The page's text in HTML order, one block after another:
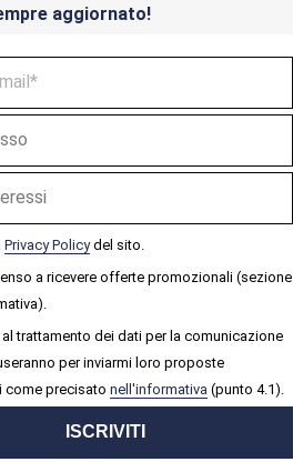
aggiornato!
Privacy Policydel sito.
a ricevere offerte promozionali (sezione
trattamento dei dati per la comunicazione
per inviarmi loro proposte
come precisato nell'informativa (punto 4.1).
ISCRIVITI